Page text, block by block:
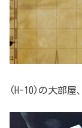
(H-10)の大部屋、